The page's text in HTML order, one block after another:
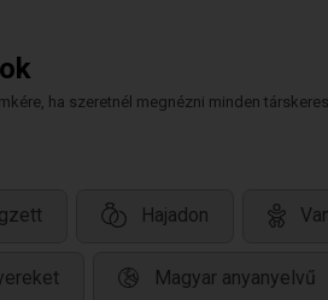
ha szeretnél megnézni minden
Hajadon
Magyar anyanyelvű